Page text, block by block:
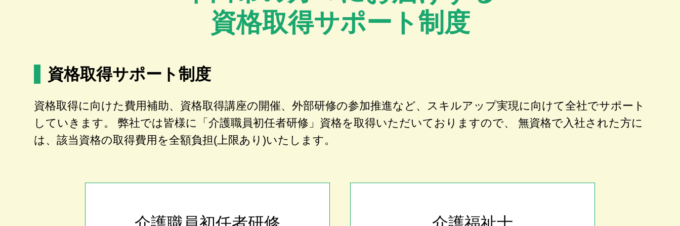
資格取得サポート制度
資格取得サポート制度
資格取得に向けた費用補助、資格取得講座の開催、外部研修の参加推進など、スキルアップ実現に向けて全社でサポート
していきます。 弊社では皆様に「介護職員初任者研修」資格を取得いただいておりますので、 無資格で入社された方に
は、該当資格の取得費用を全額負担(上限あり)いたします。